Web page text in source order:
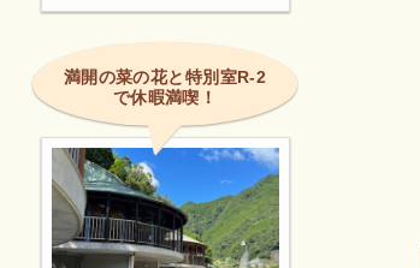
満開の菜の花と特別室R-2
で休暇満喫！